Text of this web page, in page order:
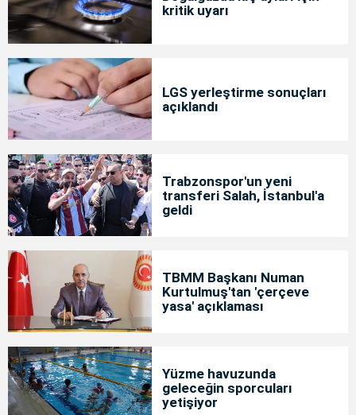
kritik uyarı
LGS yerleştirme sonuçları
açıklandı
Trabzonspor'un yeni
transferi Salah, İstanbul'a
geldi
TBMM Başkanı Numan
Kurtulmuş'tan 'çerçeve
yasa' açıklaması
Yüzme havuzunda
geleceğin sporcuları
yetişiyor